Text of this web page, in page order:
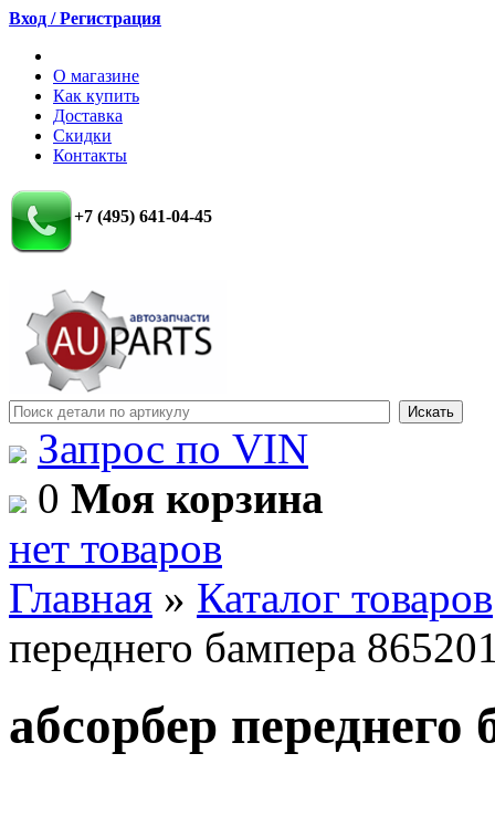
Вход / Регистрация
О магазине
Как купить
Доставка
Скидки
Контакты
+7 (495) 641-04-45
Запрос по VIN
0 Моя корзина
нет товаров
Главная » Каталог товаров
переднего бампера
абсорбер